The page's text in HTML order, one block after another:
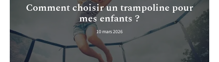
Comment choisir un trampoline pour
mes enfants ?
10 mars 2026